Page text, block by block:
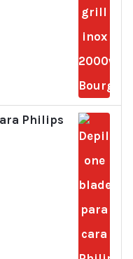
Philips